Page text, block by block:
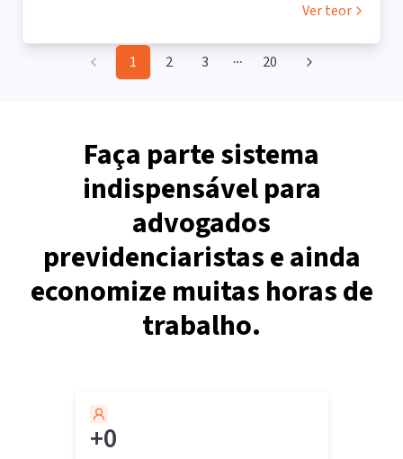
Ver teor
1 2 3 More pages
20
Faça parte sistema
indispensável para
advogados
previdenciaristas e ainda
economize muitas horas de
trabalho.
+0